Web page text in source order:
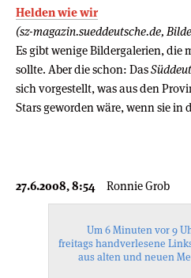
Helden wie wir
(sz-magazin.sueddeutsche.de,
Es gibt wenige Bildergalerien, die
sollte. Aber die schon: Das
sich vorgestellt, was aus den
Stars geworden wäre, wenn sie in
27.6.2008, 8:54 Ronnie Grob
Um 6 Minuten vor 9
freitags handverlesene
aus alten und neuen